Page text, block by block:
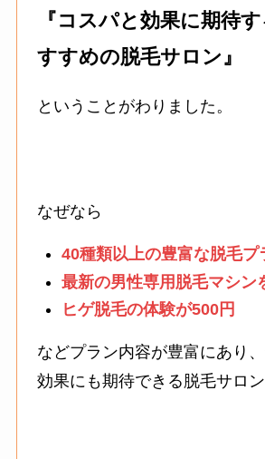
『コスパと効果に期待
すすめの脱毛サロン』
ということがわりました。
なぜなら
40種類以上の豊富な脱毛プ
最新の男性専用脱毛マシン
ヒゲ脱毛の体験が500円
などプラン内容が豊富にあり
効果にも期待できる脱毛サロン